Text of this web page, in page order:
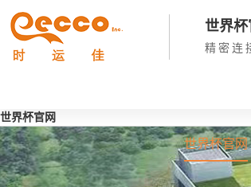
世界杯官网
世界
精密连
​世界杯官网